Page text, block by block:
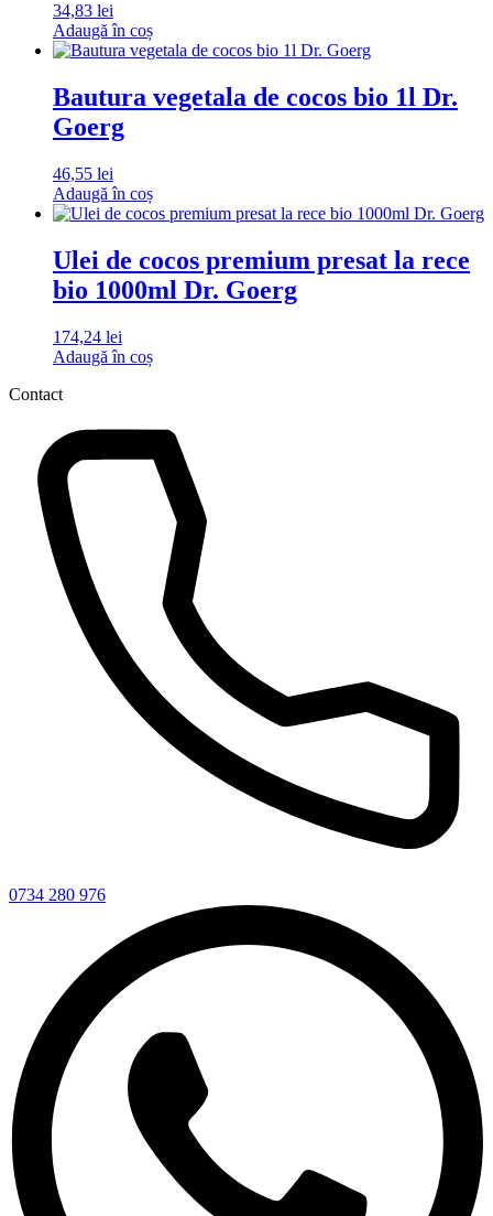
34,83 lei
Adaugă în coș
Bautura vegetala de cocos bio 1l Dr.
Goerg
46,55 lei
Adaugă în coș
Ulei de cocos premium presat la rece
bio 1000ml Dr. Goerg
174,24 lei
Adaugă în coș
Contact
0734 280 976